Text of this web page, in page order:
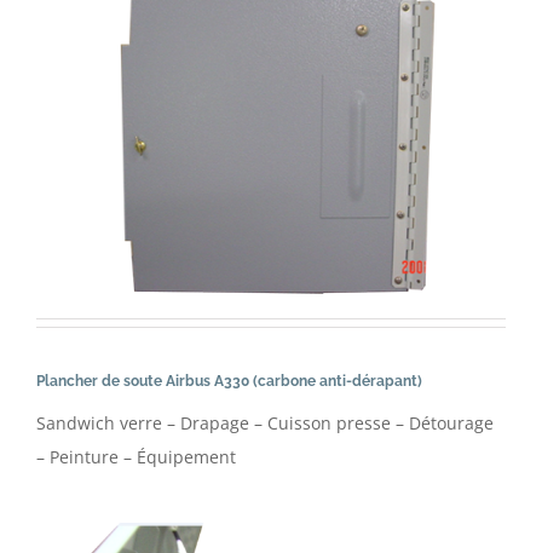
Plancher de soute Airbus A330 (carbone anti-dérapant)
Sandwich verre – Drapage – Cuisson presse – Détourage
– Peinture – Équipement